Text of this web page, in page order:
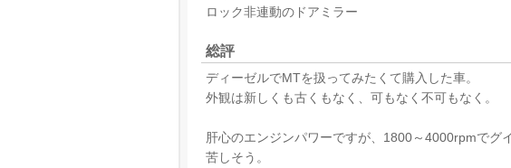
ロック非連動のドアミラー
総評
ディーゼルでMTを扱ってみたくて購入した車。
外観は新しくも古くもなく、可もなく不可もなく。
肝心のエンジンパワーですが、1800～4000rpmでグ
苦しそう。